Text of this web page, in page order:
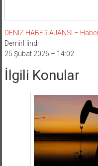
DENIZ HABER AJANSI –
DemirHindi
25 Şubat 2026 – 14:02
İlgili Konular